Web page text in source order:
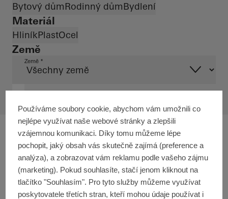
Bytový důmRodinný důmBydlení
Materiál
HliníkPlastOcel
Země
Země *
Používáme soubory cookie, abychom vám umožnili co
nejlépe využívat naše webové stránky a zlepšili
vzájemnou komunikaci. Díky tomu můžeme lépe
pochopit, jaký obsah vás skutečně zajímá (preference a
analýza), a zobrazovat vám reklamu podle vašeho zájmu
(marketing). Pokud souhlasíte, stačí jenom kliknout na
tlačítko "Souhlasím". Pro tyto služby můžeme využívat
poskytovatele třetích stran, kteří mohou údaje používat i